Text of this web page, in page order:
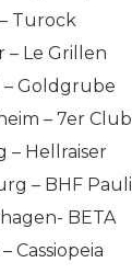
Turock
– Le Grillen
– Goldgrube
– 7er Club
– Hellraiser
– BHF Pauli
BETA
Cassiopeia